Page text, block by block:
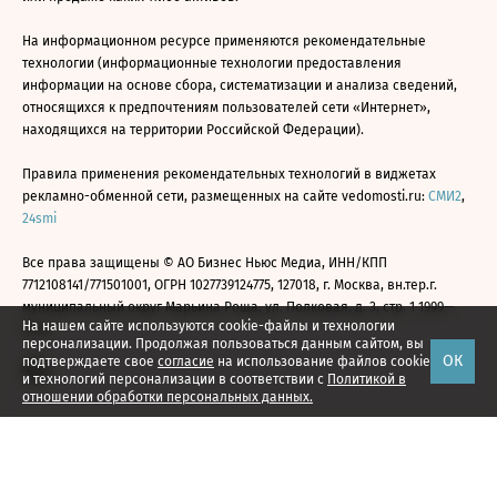
На нашем сайте используются cookie-файлы и технологии
персонализации. Продолжая пользоваться данным сайтом, вы
подтверждаете свое согласие на использование файлов cookie
и технологий персонализации в соответствии с Политикой в
отношении обработки персональных данных.
ОК
На информационном ресурсе применяются рекомендательные
технологии (информационные технологии предоставления
информации на основе сбора, систематизации и анализа сведений,
относящихся к предпочтениям пользователей сети «Интернет»,
находящихся на территории Российской Федерации).
Правила применения рекомендательных технологий в виджетах
рекламно-обменной сети, размещенных на сайте vedomosti.ru: СМИ2,
24smi
Все права защищены © АО Бизнес Ньюс Медиа, ИНН/КПП
7712108141/771501001, ОГРН 1027739124775, 127018, г. Москва, вн.тер.г.
муниципальный округ Марьина Роща, ул. Полковая, д. 3, стр. 1 1999—
2026